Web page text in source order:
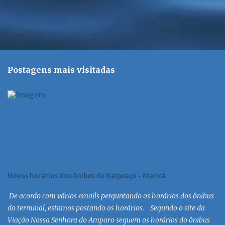
Postagens mais visitadas
Novos horários dos ônibus de Itaipuaçu - Maricá
De acordo com vários emails perguntando os horários dos ônibus
do terminal, estamos postando os horários. Segundo o site da
Viação Nossa Senhora do Amparo seguem os horários do ônibus